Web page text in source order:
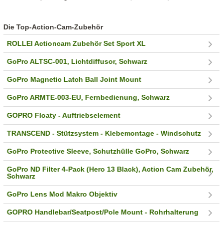
Die Top-Action-Cam-Zubehör
ROLLEI Actioncam Zubehör Set Sport XL
GoPro ALTSC-001, Lichtdiffusor, Schwarz
GoPro Magnetic Latch Ball Joint Mount
GoPro ARMTE-003-EU, Fernbedienung, Schwarz
GOPRO Floaty - Auftriebselement
TRANSCEND - Stützsystem - Klebemontage - Windschutz
GoPro Protective Sleeve, Schutzhülle GoPro, Schwarz
GoPro ND Filter 4-Pack (Hero 13 Black), Action Cam Zubehör,
Schwarz
GoPro Lens Mod Makro Objektiv
GOPRO Handlebar/Seatpost/Pole Mount - Rohrhalterung